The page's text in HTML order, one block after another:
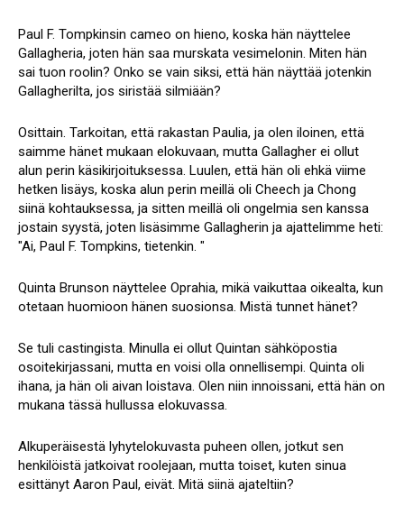
Paul F. Tompkinsin cameo on hieno, koska hän näyttelee
Gallagheria, joten hän saa murskata vesimelonin. Miten hän
sai tuon roolin? Onko se vain siksi, että hän näyttää jotenkin
Gallagherilta, jos siristää silmiään?
Osittain. Tarkoitan, että rakastan Paulia, ja olen iloinen, että
saimme hänet mukaan elokuvaan, mutta Gallagher ei ollut
alun perin käsikirjoituksessa. Luulen, että hän oli ehkä viime
hetken lisäys, koska alun perin meillä oli Cheech ja Chong
siinä kohtauksessa, ja sitten meillä oli ongelmia sen kanssa
jostain syystä, joten lisäsimme Gallagherin ja ajattelimme heti:
"Ai, Paul F. Tompkins, tietenkin. "
Quinta Brunson näyttelee Oprahia, mikä vaikuttaa oikealta, kun
otetaan huomioon hänen suosionsa. Mistä tunnet hänet?
Se tuli castingista. Minulla ei ollut Quintan sähköpostia
osoitekirjassani, mutta en voisi olla onnellisempi. Quinta oli
ihana, ja hän oli aivan loistava. Olen niin innoissani, että hän on
mukana tässä hullussa elokuvassa.
Alkuperäisestä lyhytelokuvasta puheen ollen, jotkut sen
henkilöistä jatkoivat roolejaan, mutta toiset, kuten sinua
esittänyt Aaron Paul, eivät. Mitä siinä ajateltiin?